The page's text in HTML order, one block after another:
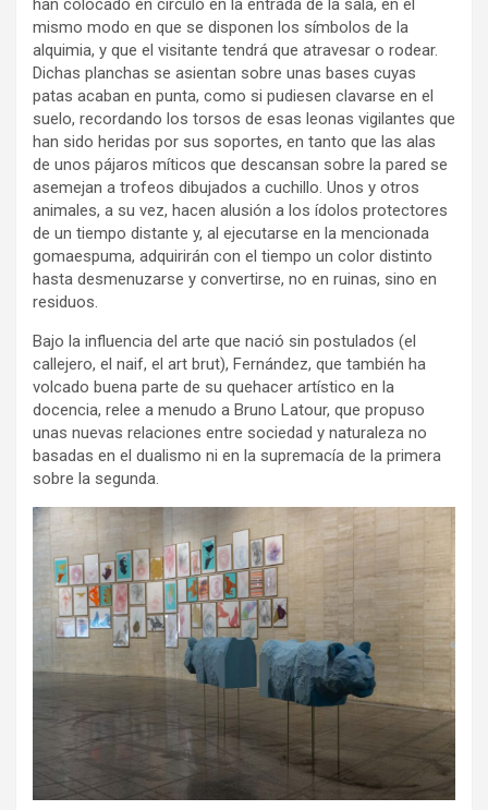
han colocado en círculo en la entrada de la sala, en el
mismo modo en que se disponen los símbolos de la
alquimia, y que el visitante tendrá que atravesar o rodear.
Dichas planchas se asientan sobre unas bases cuyas
patas acaban en punta, como si pudiesen clavarse en el
suelo, recordando los torsos de esas leonas vigilantes que
han sido heridas por sus soportes, en tanto que las alas
de unos pájaros míticos que descansan sobre la pared se
asemejan a trofeos dibujados a cuchillo. Unos y otros
animales, a su vez, hacen alusión a los ídolos protectores
de un tiempo distante y, al ejecutarse en la mencionada
gomaespuma, adquirirán con el tiempo un color distinto
hasta desmenuzarse y convertirse, no en ruinas, sino en
residuos.
Bajo la influencia del arte que nació sin postulados (el
callejero, el naif, el art brut), Fernández, que también ha
volcado buena parte de su quehacer artístico en la
docencia, relee a menudo a Bruno Latour, que propuso
unas nuevas relaciones entre sociedad y naturaleza no
basadas en el dualismo ni en la supremacía de la primera
sobre la segunda.